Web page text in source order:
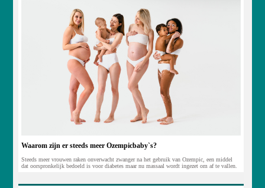
Waarom zijn er steeds meer Ozempicbaby`s?
Steeds meer vrouwen raken onverwacht zwanger na het gebruik van Ozempic, een middel
dat oorspronkelijk bedoeld is voor diabetes maar nu massaal wordt ingezet om af te vallen.